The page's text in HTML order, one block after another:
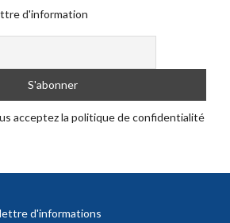
d'information
acceptez la politique de confidentialité
d'informations